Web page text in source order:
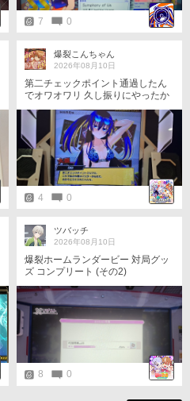
7 0
爆裂こんちゃん
2026年08月10日
第二チェックポイント通過したん
でオワオワリ 久し振りにやったか
ら鈍ってたなぁと思う1日 クロは
大盛かぁ
4 0
ツバッチ
2026年08月10日
爆裂ホームランダービー 対局グッ
ズ コンプリート (その2)
8 0